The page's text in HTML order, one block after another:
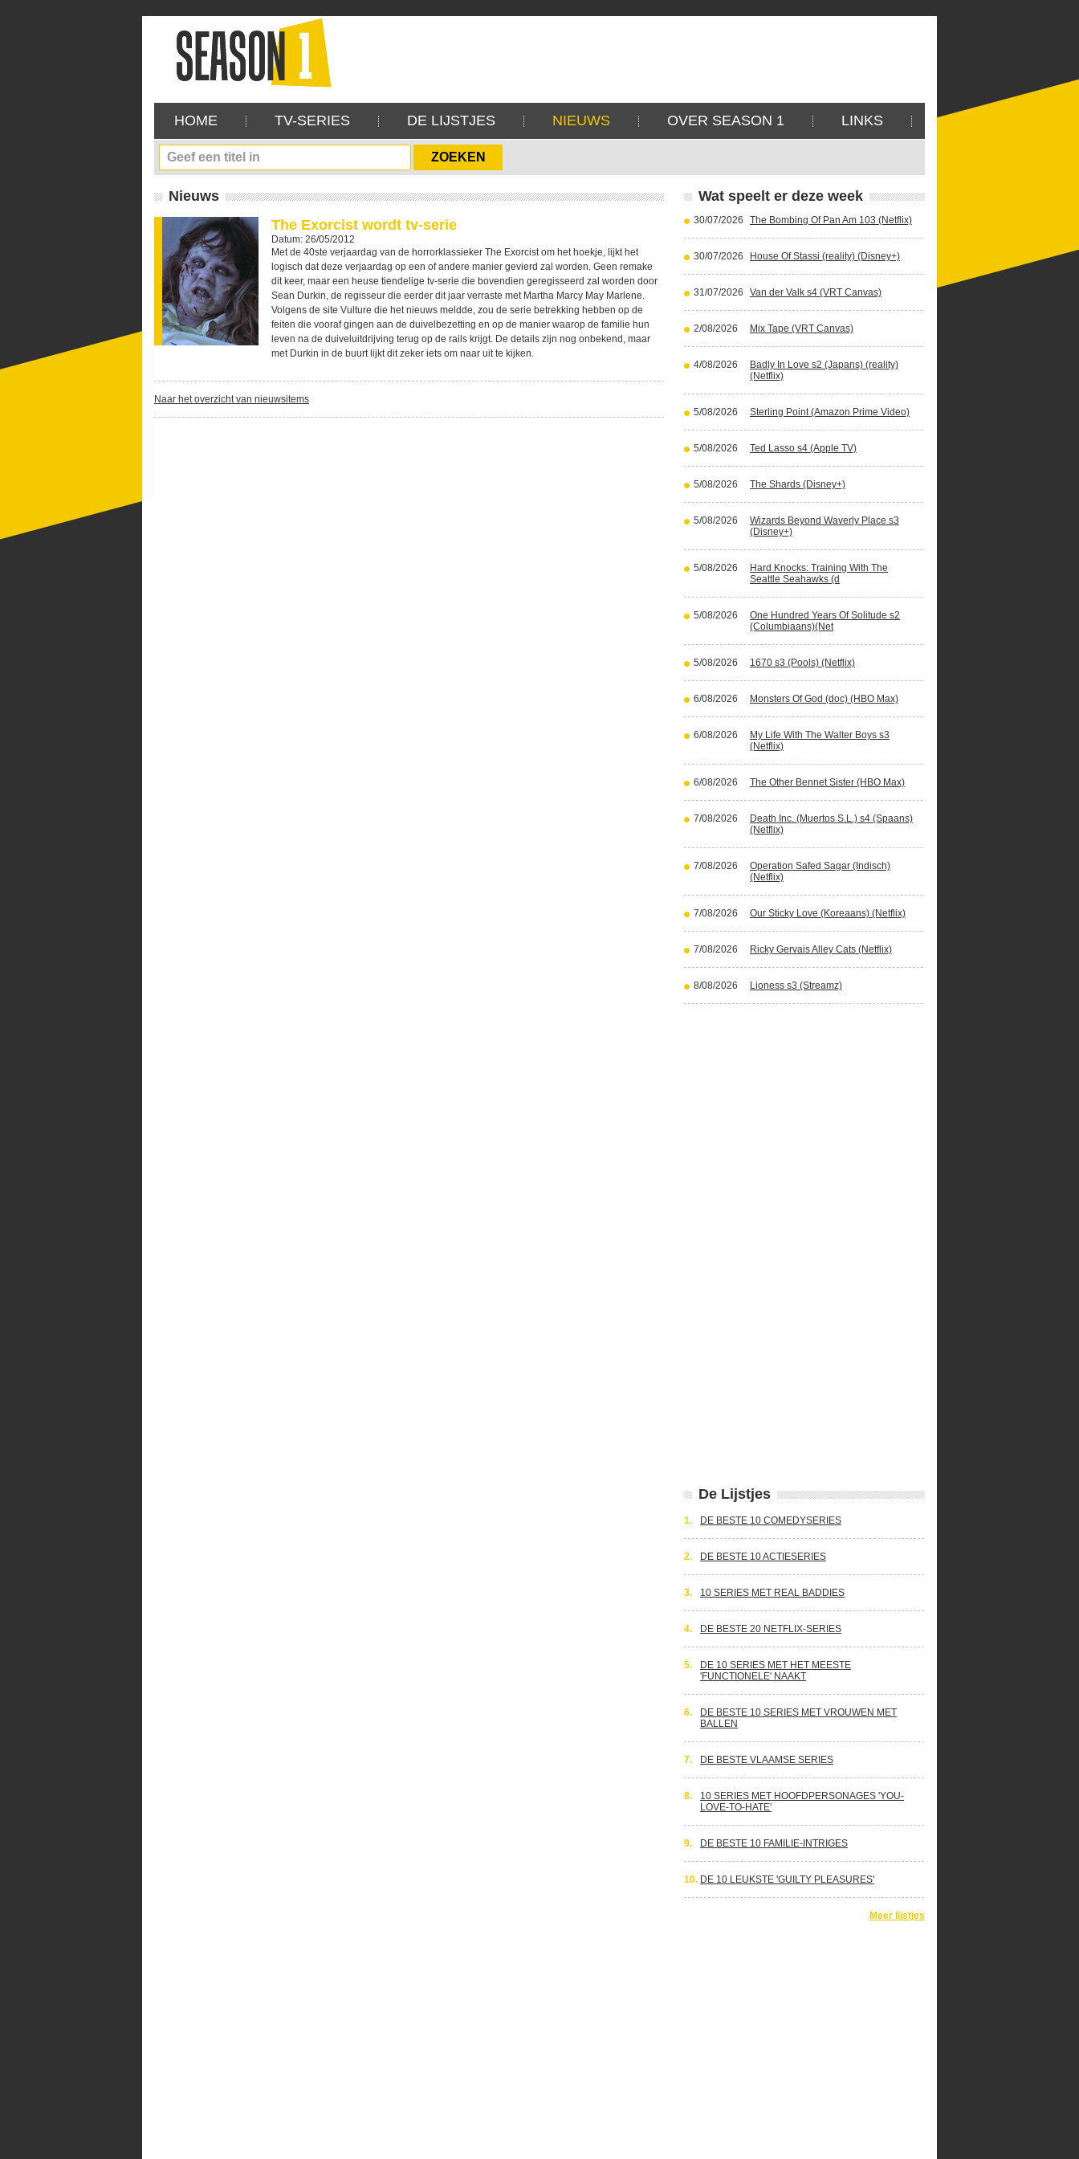
HOME TV-SERIES DE LIJSTJES NIEUWS OVER SEASON 1 LINKS
Nieuws
The Exorcist wordt tv-serie
Datum: 26/05/2012
Met de 40ste verjaardag van de horrorklassieker The Exorcist om het hoekje, lijkt het
logisch dat deze verjaardag op een of andere manier gevierd zal worden. Geen remake
dit keer, maar een heuse tiendelige tv-serie die bovendien geregisseerd zal worden door
Sean Durkin, de regisseur die eerder dit jaar verraste met Martha Marcy May Marlene.
Volgens de site Vulture die het nieuws meldde, zou de serie betrekking hebben op de
feiten die vooraf gingen aan de duivelbezetting en op de manier waarop de familie hun
leven na de duiveluitdrijving terug op de rails krijgt. De details zijn nog onbekend, maar
met Durkin in de buurt lijkt dit zeker iets om naar uit te kijken.
Naar het overzicht van nieuwsitems
Wat speelt er deze week
30/07/2026 The Bombing Of Pan Am 103 (Netflix)
30/07/2026 House Of Stassi (reality) (Disney+)
31/07/2026 Van der Valk s4 (VRT Canvas)
2/08/2026 Mix Tape (VRT Canvas)
4/08/2026
Badly In Love s2 (Japans) (reality)
(Netflix)
5/08/2026 Sterling Point (Amazon Prime Video)
5/08/2026 Ted Lasso s4 (Apple TV)
5/08/2026 The Shards (Disney+)
5/08/2026
Wizards Beyond Waverly Place s3
(Disney+)
5/08/2026
Hard Knocks: Training With The
Seattle Seahawks (d
5/08/2026
One Hundred Years Of Solitude s2
(Columbiaans)(Net
5/08/2026 1670 s3 (Pools) (Netflix)
6/08/2026 Monsters Of God (doc) (HBO Max)
6/08/2026
My Life With The Walter Boys s3
(Netflix)
6/08/2026 The Other Bennet Sister (HBO Max)
7/08/2026
Death Inc. (Muertos S.L.) s4 (Spaans)
(Netflix)
7/08/2026
Operation Safed Sagar (Indisch)
(Netflix)
7/08/2026 Our Sticky Love (Koreaans) (Netflix)
7/08/2026 Ricky Gervais Alley Cats (Netflix)
8/08/2026 Lioness s3 (Streamz)
De Lijstjes
1. DE BESTE 10 COMEDYSERIES
2. DE BESTE 10 ACTIESERIES
3. 10 SERIES MET REAL BADDIES
4. DE BESTE 20 NETFLIX-SERIES
5.
DE 10 SERIES MET HET MEESTE
'FUNCTIONELE' NAAKT
6.
DE BESTE 10 SERIES MET VROUWEN MET
BALLEN
7. DE BESTE VLAAMSE SERIES
8.
10 SERIES MET HOOFDPERSONAGES 'YOU-
LOVE-TO-HATE'
9. DE BESTE 10 FAMILIE-INTRIGES
10. DE 10 LEUKSTE 'GUILTY PLEASURES'
Meer lijstjes